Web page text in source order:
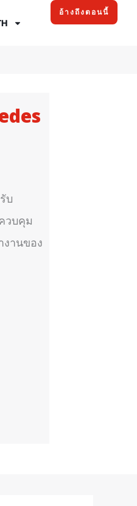
อ้างถึงตอนนี้
บ
วบคุม
านของ